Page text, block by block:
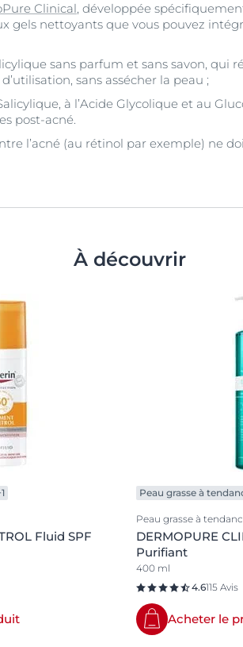
Clinical, développée
gels nettoyants que vous pouvez
sans parfum et sans savon, qui
sans assécher la peau ;
à l’Acide Glycolique et au
post-acné.
l’acné (au rétinol par exemple) ne
À découvrir
Fluid SPF
Peau grasse à
Peau grasse à
DERMOPURE
Purifiant
400 ml
4.6115 Avis
Acheter le